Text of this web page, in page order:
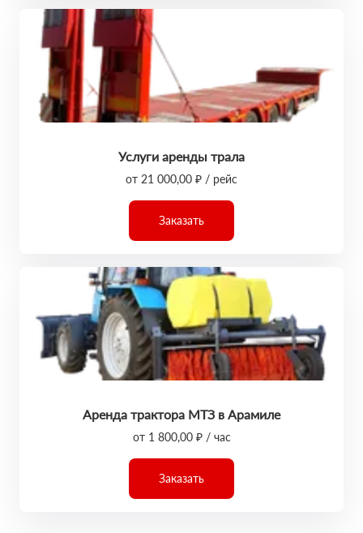
Услуги аренды трала
от 21 000,00 ₽ / рейс
Заказать
Аренда трактора МТЗ в Арамиле
от 1 800,00 ₽ / час
Заказать